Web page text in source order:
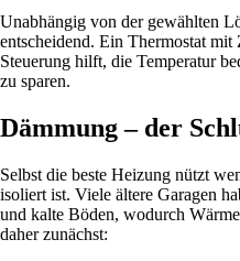
Unabhängig von der gewählten
entscheidend. Ein Thermostat
Steuerung hilft, die Temperatur
zu sparen.
Dämmung – der
Selbst die beste Heizung nützt
isoliert ist. Viele ältere Garagen
und kalte Böden, wodurch
daher zunächst: